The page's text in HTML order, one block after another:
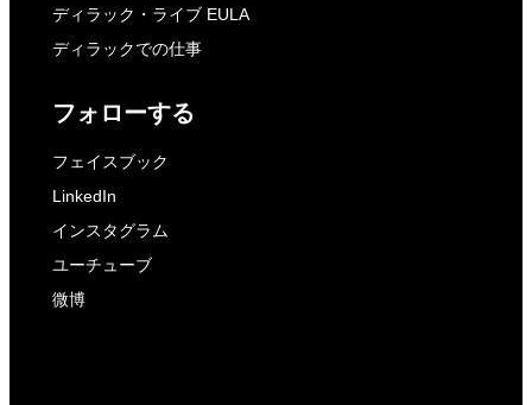
ディラック・ライブ EULA
ディラックでの仕事
フォローする
フェイスブック
LinkedIn
インスタグラム
ユーチューブ
微博